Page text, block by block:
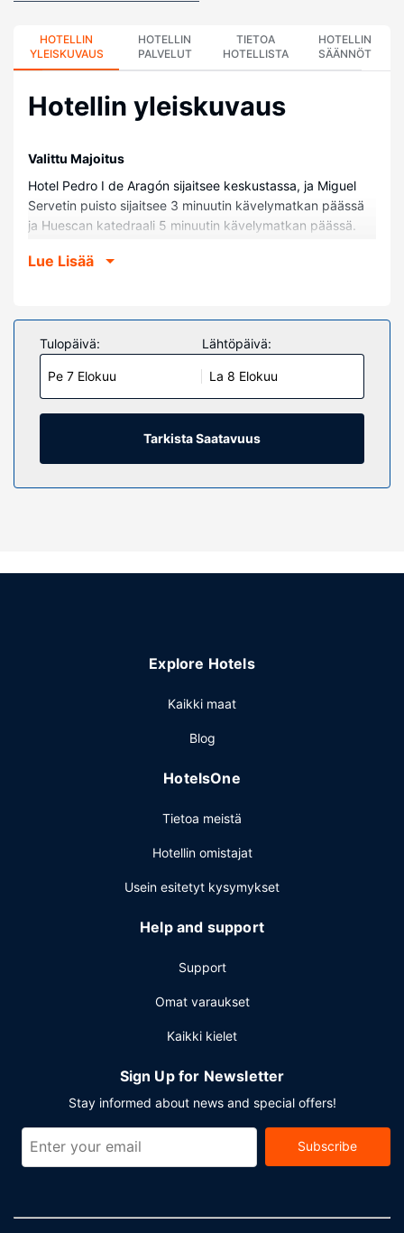
HOTELLIN
YLEISKUVAUS
HOTELLIN
PALVELUT
TIETOA
HOTELLISTA
HOTELLIN
SÄÄNNÖT
Hotellin yleiskuvaus
Valittu Majoitus
Hotel Pedro I de Aragón sijaitsee keskustassa, ja Miguel
Servetin puisto sijaitsee 3 minuutin kävelymatkan päässä
ja Huescan katedraali 5 minuutin kävelymatkan päässä.
kohteesta Santa Marian kollegiaatti ja 0,8 km:n päässä
Kaikkien 129 huoneen mukavuuksiin kuuluu ilmastointi.
Mukavuuksiin kuuluu satelliittikanavat sekä ilmainen
langaton internetyhteys. Huoneissa on oma kylpyhuone, ja
sen varusteluun kuuluu kylpyamme tai suihku,
sadesuihkupää ja ilmaiset hygieniatuotteet. Varusteluun
kuuluu puhelin, tallelokero ja työpöytä.
Kiinteistön miellyttävyys
Hotellin tarjoamiin harrastuksiin/mukavuuksiin kuuluu
buffetaamiainen tarjoillaan arkipäivisin klo 7.00–10.00 ja
Käytössäsi on business center,
oleva vastaanotto. Tämä hotelli tarjoaa asiakkailleen
kokoushuonetta. Palveluihin kuuluu maksullinen
Lue Lisää
Tulopäivä:
Pe 7 Elokuu
Lähtöpäivä:
La 8 Elokuu
Tarkista Saatavuus
Explore Hotels
Kaikki maat
Blog
HotelsOne
Tietoa meistä
Hotellin omistajat
Usein esitetyt kysymykset
Help and support
Support
Omat varaukset
Kaikki kielet
Sign Up for Newsletter
Stay informed about news and special offers!
Subscribe